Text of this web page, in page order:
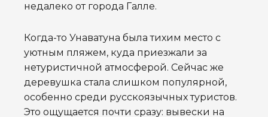
недалеко от города Галле.
Когда-то Унаватуна была тихим место с
уютным пляжем, куда приезжали за
нетуристичной атмосферой. Сейчас же
деревушка стала слишком популярной,
особенно среди русскоязычных туристов.
Это ощущается почти сразу: вывески на